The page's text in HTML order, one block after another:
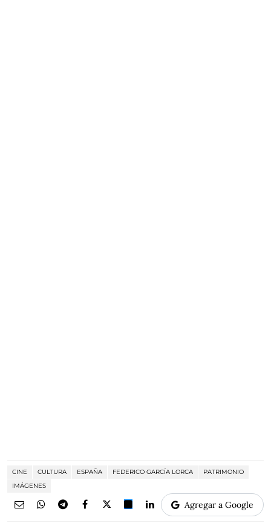
CINE CULTURA ESPAÑA FEDERICO GARCÍA LORCA
PATRIMONIO
IMÁGENES
Agregar a Google